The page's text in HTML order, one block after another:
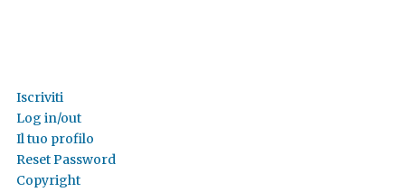
Iscriviti
Log in/out
Il tuo profilo
Reset Password
Copyright